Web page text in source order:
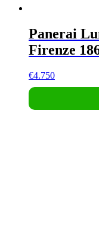
Panerai
Firenze
€4.750